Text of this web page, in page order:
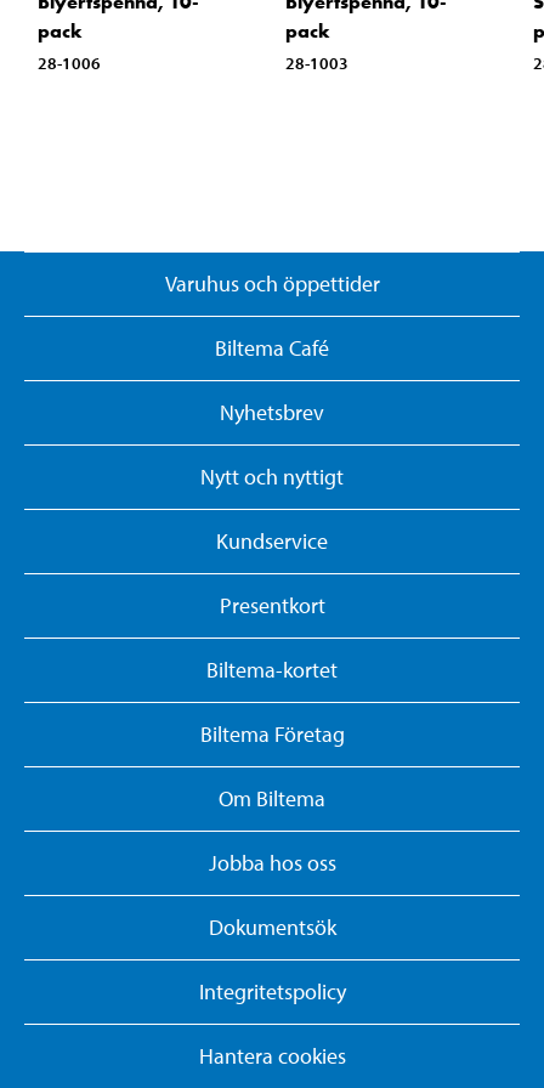
pack
28-1006
pack
28-1003
Varuhus och öppettider
Biltema Café
Nyhetsbrev
Nytt och nyttigt
Kundservice
Presentkort
Biltema-kortet
Biltema Företag
Om Biltema
Jobba hos oss
Dokumentsök
Integritetspolicy
Hantera cookies